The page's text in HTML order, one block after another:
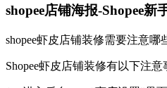
shopee店铺海报-Shopee新
shopee虾皮店铺装修需要注意哪
Shopee虾皮店铺装修有以下注意